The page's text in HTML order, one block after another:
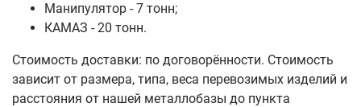
Манипулятор - 7 тонн;
КАМАЗ - 20 тонн.
Стоимость доставки: по договорённости. Стоимость
зависит от размера, типа, веса перевозимых изделий и
расстояния от нашей металлобазы до пункта